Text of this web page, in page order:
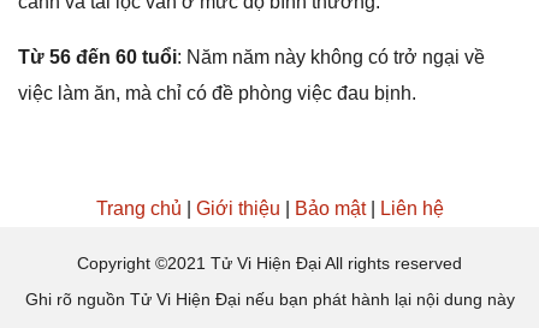
Từ 56 đến 60 tuổi: Năm năm này khônɡ có trở ngại về
việc làm ăn, mà chỉ có đề phònɡ việc đau bịnh.
Trang chủ Giới thiệu Bảo mật| Liên hệ
Copyright ©2021 Tử Vi Hiện Đại All rights reserved
Ghi rõ nguồn Tử Vi Hiện Đại nếu bạn phát hành lại nội dung này